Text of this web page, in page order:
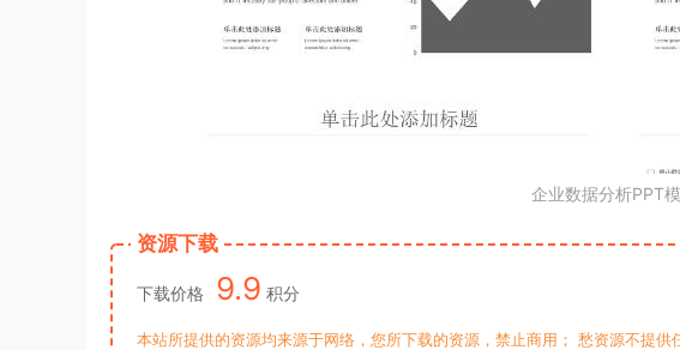
企业数据分析PPT
资源下载
下载价格 9.9 积分
本站所提供的资源均来源于网络，您所下载的资源，禁止商用； 愁资源不提